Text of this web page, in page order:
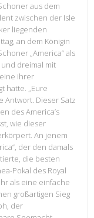
aus dem
zwischen der Isle
liegenden
an dem Königin
„America“ als
dreimal mit
ihrer
hatte. „Eure
Antwort. Dieser Satz
des America’s
wie dieser
An jenem
der den damals
die besten
Pokal des Royal
als eine einfache
großartigen Sieg
der